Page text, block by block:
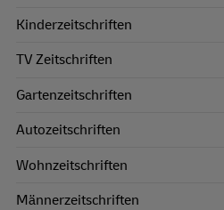
Kinderzeitschriften
TV Zeitschriften
Gartenzeitschriften
Autozeitschriften
Wohnzeitschriften
Männerzeitschriften